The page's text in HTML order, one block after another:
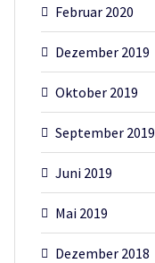
Februar 2020
Dezember 2019
Oktober 2019
September 2019
Juni 2019
Mai 2019
Dezember 2018